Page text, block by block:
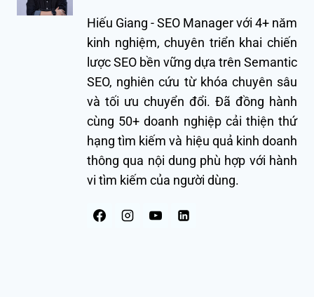
Hiếu Giang - SEO Manager với 4+ năm
kinh nghiệm, chuyên triển khai chiến
lược SEO bền vững dựa trên Semantic
SEO, nghiên cứu từ khóa chuyên sâu
và tối ưu chuyển đổi. Đã đồng hành
cùng 50+ doanh nghiệp cải thiện thứ
hạng tìm kiếm và hiệu quả kinh doanh
thông qua nội dung phù hợp với hành
vi tìm kiếm của người dùng.